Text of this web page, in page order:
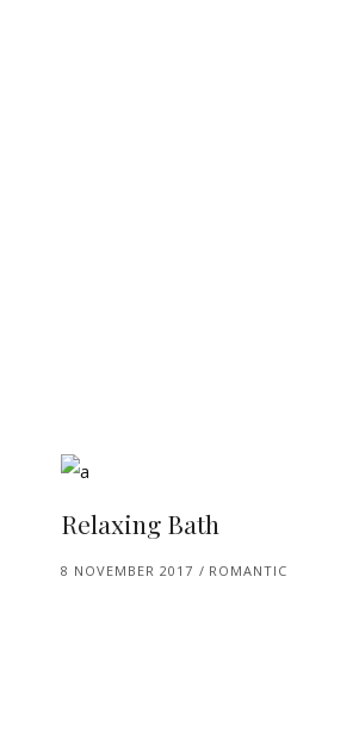
Relaxing Bath
8 NOVEMBER 2017 ROMANTIC